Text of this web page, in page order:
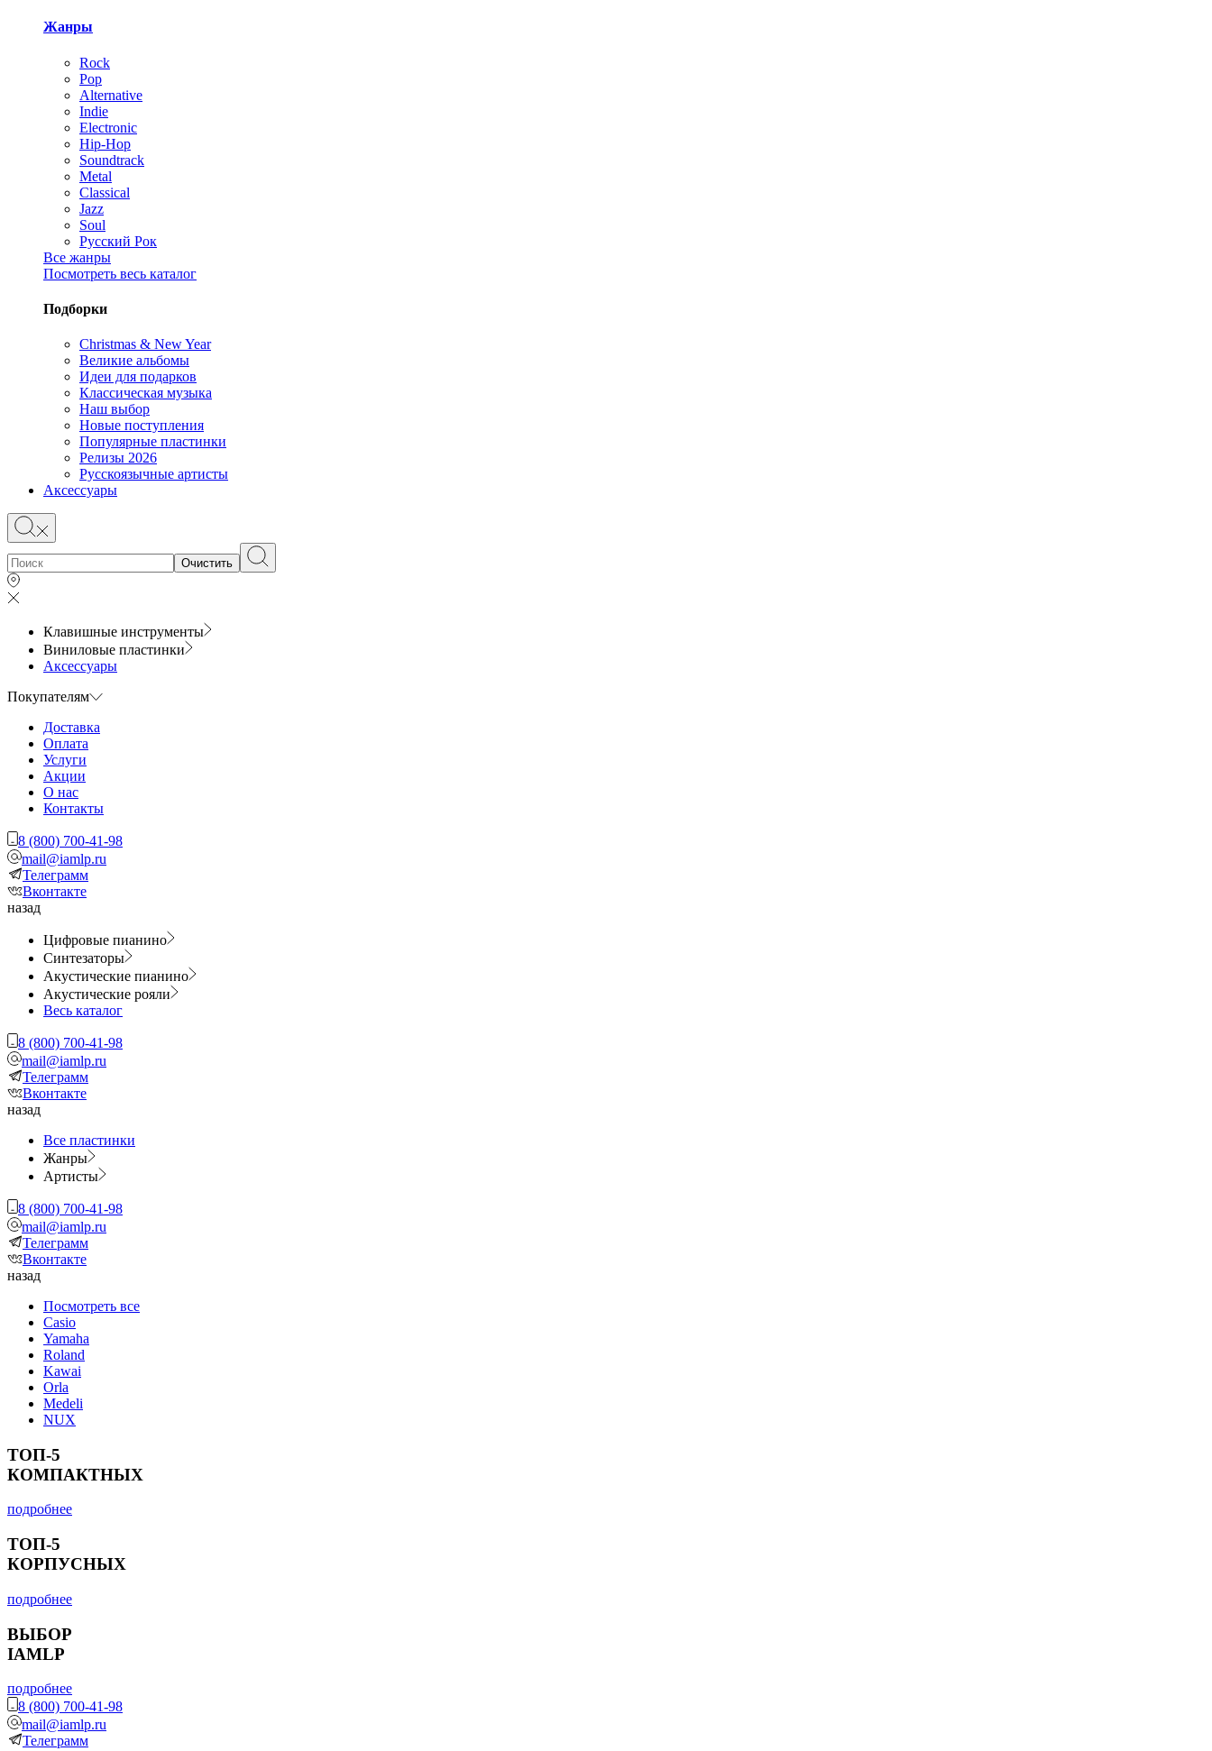
Жанры
Rock
Pop
Alternative
Indie
Electronic
Hip-Hop
Soundtrack
Metal
Classical
Jazz
Soul
Русский Рок
Все жанры
Посмотреть весь каталог
Подборки
Christmas & New Year
Великие альбомы
Идеи для подарков
Классическая музыка
Наш выбор
Новые поступления
Популярные пластинки
Релизы 2026
Русскоязычные артисты
Аксессуары
Очистить
Клавишные инструменты
Виниловые пластинки
Аксессуары
Покупателям
Доставка
Оплата
Услуги
Акции
О нас
Контакты
8 (800) 700-41-98
mail@iamlp.ru
Телеграмм
Вконтакте
назад
Цифровые пианино
Синтезаторы
Акустические пианино
Акустические рояли
Весь каталог
8 (800) 700-41-98
mail@iamlp.ru
Телеграмм
Вконтакте
назад
Все пластинки
Жанры
Артисты
8 (800) 700-41-98
mail@iamlp.ru
Телеграмм
Вконтакте
назад
Посмотреть все
Casio
Yamaha
Roland
Kawai
Orla
Medeli
NUX
ТОП-5
КОМПАКТНЫХ
подробнее
ТОП-5
КОРПУСНЫХ
подробнее
ВЫБОР
IAMLP
подробнее
8 (800) 700-41-98
mail@iamlp.ru
Телеграмм